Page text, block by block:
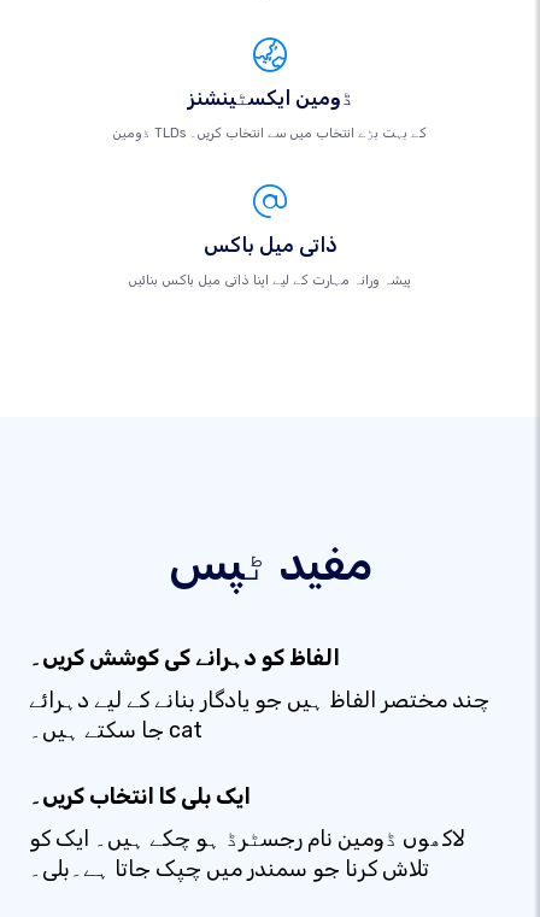
ڈومین ایکسٹینشنز
ڈومین TLDs کے بہت بڑے انتخاب میں سے انتخاب کریں۔
ذاتی میل باکس
پیشہ ورانہ مہارت کے لیے اپنا ذاتی میل باکس بنائیں
مفید ٹپس
الفاظ کو دہرانے کی کوشش کریں۔
چند مختصر الفاظ ہیں جو یادگار بنانے کے لیے دہرائے
جا سکتے ہیں۔ cat
ایک بلی کا انتخاب کریں۔
لاکھوں ڈومین نام رجسٹرڈ ہو چکے ہیں۔ ایک کو
تلاش کرنا جو سمندر میں چپک جاتا ہے۔بلی۔